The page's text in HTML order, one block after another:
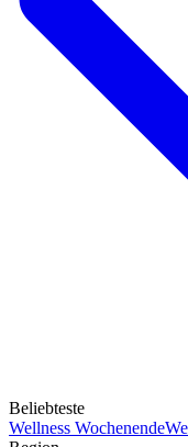
Beliebteste
Wellness Wochenende